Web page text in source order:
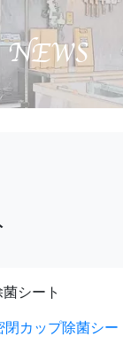
NEWS
シート
カップ除菌シー